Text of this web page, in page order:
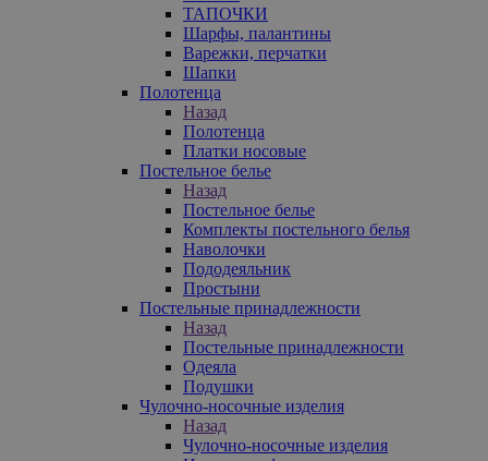
ТАПОЧКИ
Шарфы, палантины
Варежки, перчатки
Шапки
Полотенца
Назад
Полотенца
Платки носовые
Постельное белье
Назад
Постельное белье
Комплекты постельного белья
Наволочки
Пододеяльник
Простыни
Постельные принадлежности
Назад
Постельные принадлежности
Одеяла
Подушки
Чулочно-носочные изделия
Назад
Чулочно-носочные изделия